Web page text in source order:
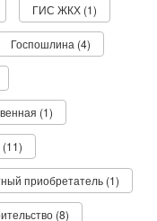
ГИС ЖКХ (1)
Госпошлина (4)
(1)
приобретатель (1)
(8)